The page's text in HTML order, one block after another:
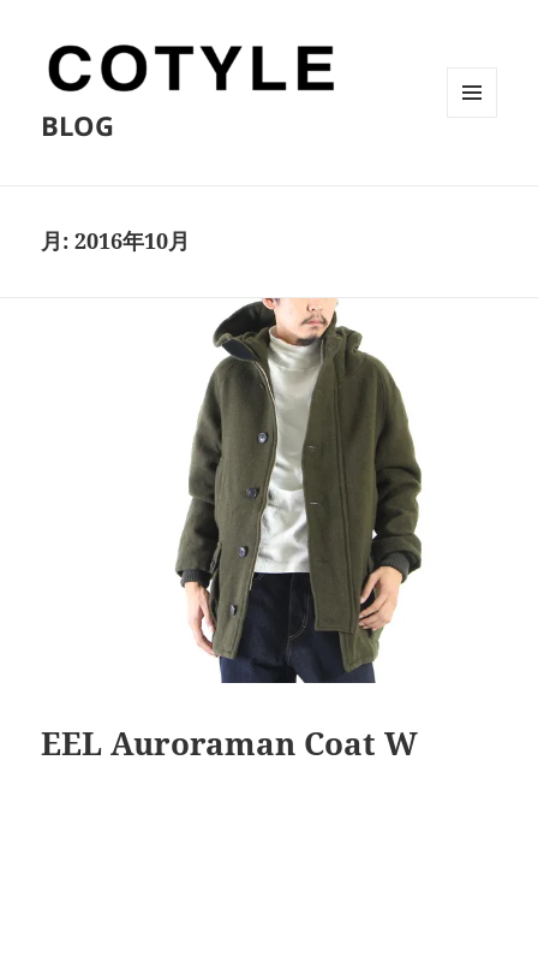
BLOG
月:2016年10月
EEL Auroraman Coat W